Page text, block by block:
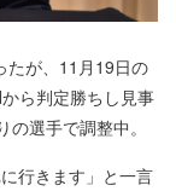
たが、11月19日の
ら判定勝ちし見事
選手で調整中。
行きます」と一言